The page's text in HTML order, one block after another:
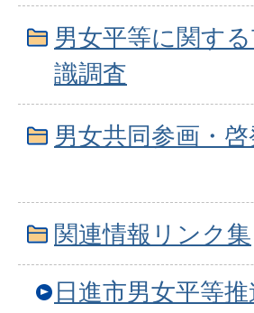
男女平等に関す
識調査
男女共同参画・啓
関連情報リンク集
日進市男女平等